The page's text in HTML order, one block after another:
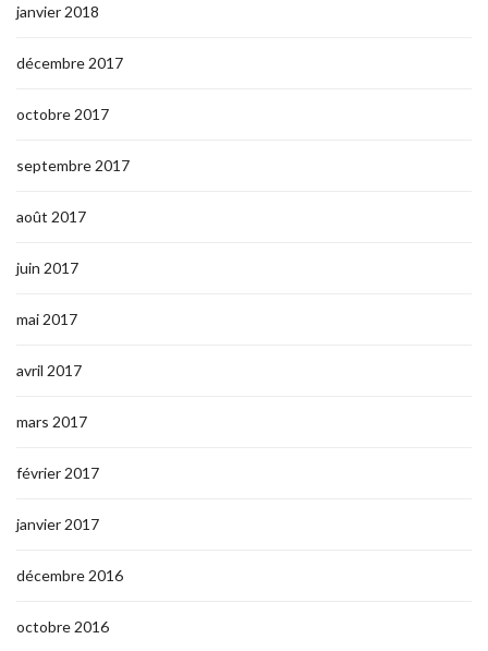
janvier 2018
décembre 2017
octobre 2017
septembre 2017
août 2017
juin 2017
mai 2017
avril 2017
mars 2017
février 2017
janvier 2017
décembre 2016
octobre 2016